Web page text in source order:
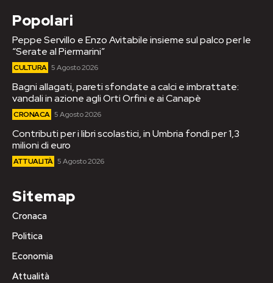
Popolari
Peppe Servillo e Enzo Avitabile insieme sul palco per le
“Serate al Piermarini”
CULTURA 5 Agosto 2026
Bagni allagati, pareti sfondate a calci e imbrattate:
vandali in azione agli Orti Orfini e ai Canapè
CRONACA 5 Agosto 2026
Contributi per i libri scolastici, in Umbria fondi per 1,3
milioni di euro
ATTUALITÀ 5 Agosto 2026
Sitemap
Cronaca
Politica
Economia
Attualità